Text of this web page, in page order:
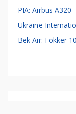
PIA: Airbus A320
Ukraine
Bek Air: Fokker